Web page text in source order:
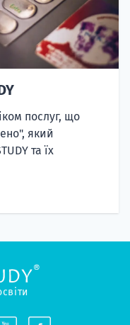
послуг, що
який
та їх